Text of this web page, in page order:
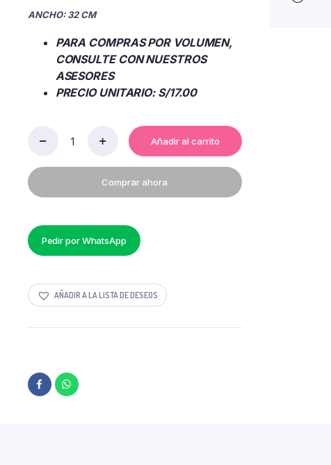
ANCHO: 32 CM
PARA COMPRAS POR VOLUMEN,
CONSULTE CON NUESTROS
ASESORES
PRECIO UNITARIO: S/17.00
MAGIC
25
LT
SOLIDO
PRECIO
POR
Añadir al carrito
Comprar ahora
Pedir por WhatsApp
AÑADIR A LA LISTA DE DESEOS